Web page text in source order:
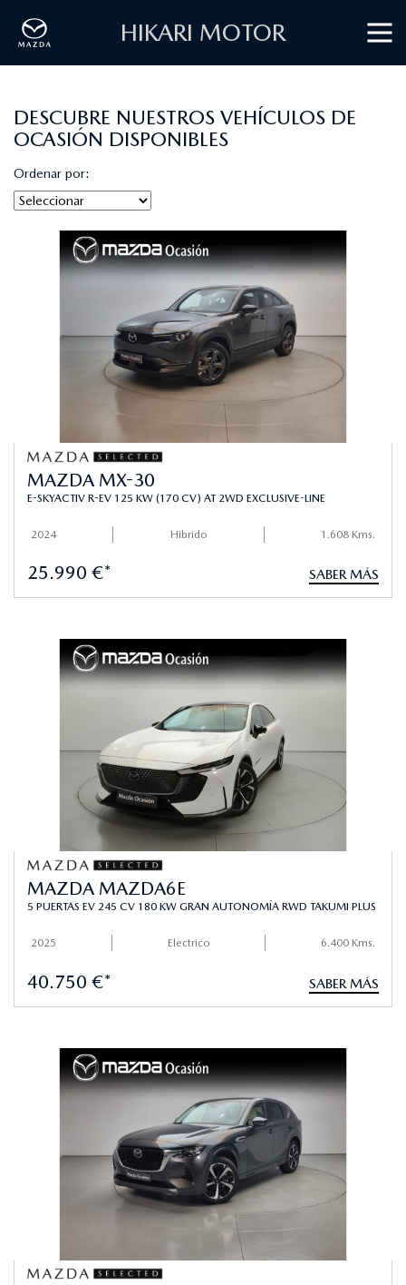
HIKARI MOTOR
DESCUBRE NUESTROS VEHÍCULOS DE
OCASIÓN DISPONIBLES
Ordenar por:
MAZDA MX-30
E-SKYACTIV R-EV 125 KW (170 CV) AT 2WD EXCLUSIVE-LINE
2024 Hibrido 1.608 Kms.
25.990 €* SABER MÁS
MAZDA MAZDA6E
5 PUERTAS EV 245 CV 180 KW GRAN AUTONOMÍA RWD TAKUMI PLUS
2025 Electrico 6.400 Kms.
40.750 €* SABER MÁS